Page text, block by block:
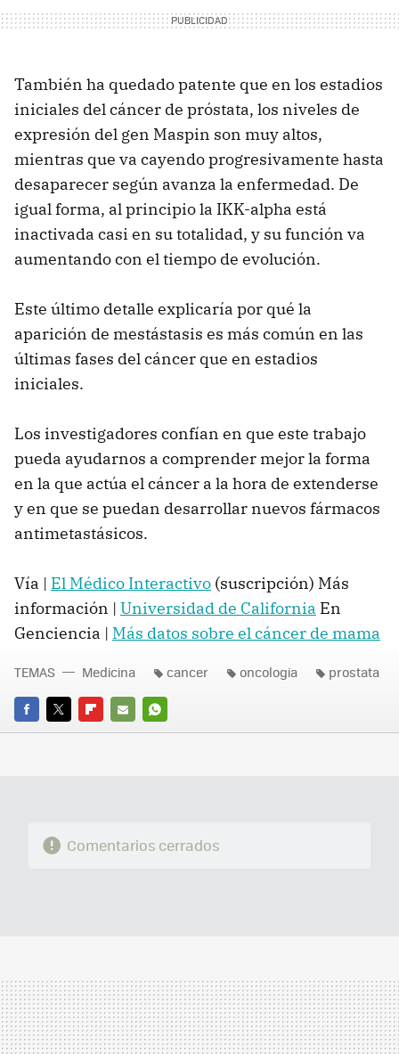
También ha quedado patente que en los estadios
iniciales del cáncer de próstata, los niveles de
expresión del gen Maspin son muy altos,
mientras que va cayendo progresivamente hasta
desaparecer según avanza la enfermedad. De
igual forma, al principio la IKK-alpha está
inactivada casi en su totalidad, y su función va
aumentando con el tiempo de evolución.
Este último detalle explicaría por qué la
aparición de mestástasis es más común en las
últimas fases del cáncer que en estadios
iniciales.
Los investigadores confían en que este trabajo
pueda ayudarnos a comprender mejor la forma
en la que actúa el cáncer a la hora de extenderse
y en que se puedan desarrollar nuevos fármacos
antimetastásicos.
Vía | El Médico Interactivo (suscripción) Más
información | Universidad de California En
Genciencia | Más datos sobre el cáncer de mama
FACEBOOK
TWITTERFLIPBOARD
E-
WHATSAPP
TEMAS Medicina cancer oncologia prostata
Comentarios cerrados